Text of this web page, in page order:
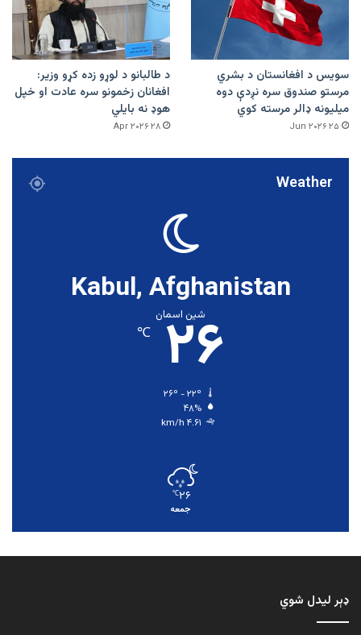
سویس د افغانستان د بشري
مرستو صندوق سره نږدې دوه
میلیونه ډالر مرسته کوي
۲۵ Jun ۲۰۲۶
د طالبانو د لوړو زده کړو وزیر:
افغانان زخمونو سره عادت او خپل
هوډ نه بایلي
۲۸ Apr ۲۰۲۶
Weather
Kabul, Afghanistan
شین اسمان
۲۶ ℃
۴۸%
۴.۶۱ km/h
۲۶℃
جمعه
ډېر لیدل شوي